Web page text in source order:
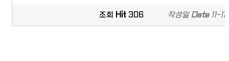
조회 Hit306 작성일Date11-11